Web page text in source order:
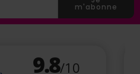
m'abonne